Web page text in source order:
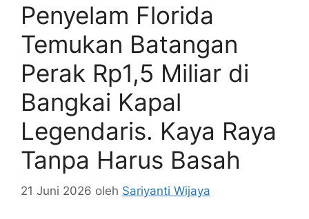
Penyelam Florida
Temukan Batangan
Perak Rp1,5 Miliar di
Bangkai Kapal
Legendaris. Kaya Raya
Tanpa Harus Basah
21 Juni 2026 oleh Sariyanti Wijaya